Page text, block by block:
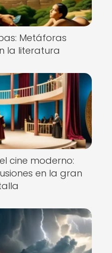
Metáforas
la literatura
cine moderno:
en la gran